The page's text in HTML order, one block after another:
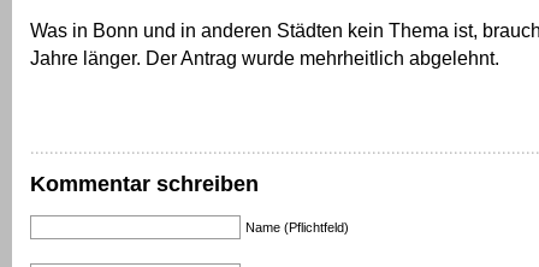
Was in Bonn und in anderen Städten kein Thema ist,
Jahre länger. Der Antrag wurde mehrheitlich abgelehnt.
Kommentar schreiben
Name (Pflichtfeld)